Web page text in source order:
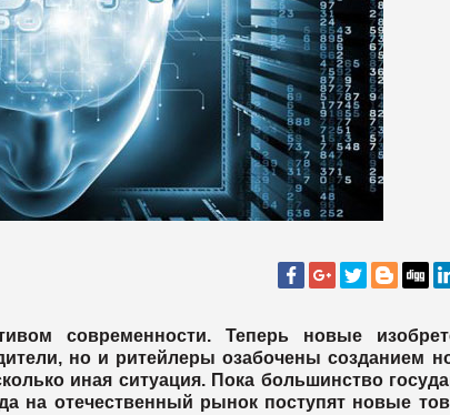
современности. Теперь новые
но и ритейлеры озабочены созданием
иная ситуация. Пока большинство
на отечественный рынок поступят новые